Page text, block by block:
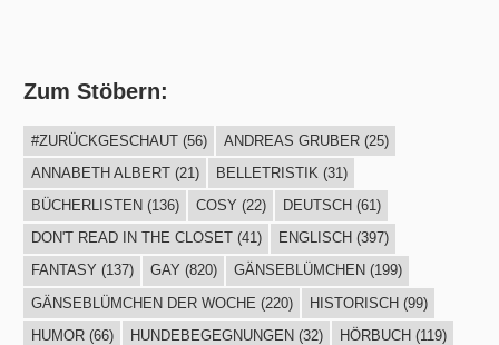
Zum Stöbern:
#ZURÜCKGESCHAUT(56) ANDREAS GRUBER(25)
ANNABETH ALBERT(21) BELLETRISTIK (31)
BÜCHERLISTEN (136) COSY (22) DEUTSCH (61)
DON'T READ IN THE CLOSET(41) ENGLISCH (397)
FANTASY (137) GAY (820) GÄNSEBLÜMCHEN (199)
GÄNSEBLÜMCHEN DER WOCHE (220) HISTORISCH(99)
HUMOR(66) HUNDEBEGEGNUNGEN (32) HÖRBUCH (119)